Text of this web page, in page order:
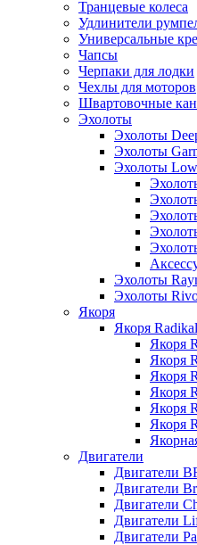
Транцевые колеса
Удлинители
Универсальные
Чапсы
Черпаки для лодки
Чехлы для моторов
Швартовочные
Эхолоты
Эхолоты
Эхолоты
Эхолоты
Эхолоты
Эхолоты
Якоря
Якоря Radikal
Якоря
Якоря
Якоря
Якоря
Якоря
Якоря
Двигатели
Двигатели
Двигатели
Двигатели
Двигатели
Двигатели